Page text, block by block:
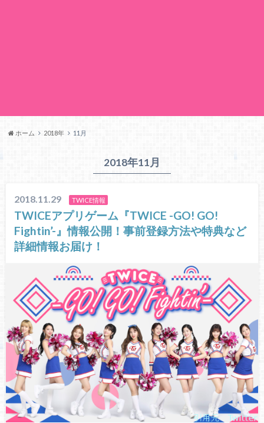
ホーム 2018年 11月
2018年11月
2018.11.29 TWICE情報
TWICEアプリゲーム『TWICE -GO! GO!
Fightin’-』情報公開！事前登録方法や特典など
詳細情報お届け！